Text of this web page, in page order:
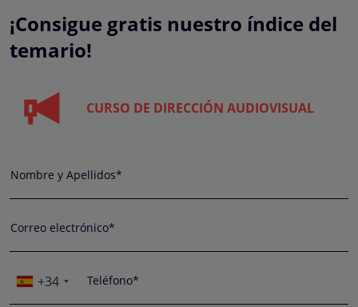
¡Consigue gratis nuestro índice del
temario!
CURSO DE DIRECCIÓN AUDIOVISUAL
Nombre y Apellidos*
Correo electrónico*
+34 Teléfono*